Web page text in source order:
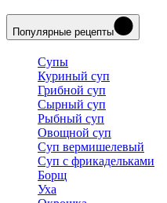
Популярные рецепты
Супы
Куриный суп
Грибной суп
Сырный суп
Рыбный суп
Овощной суп
Суп вермишелевый
Суп с фрикадельками
Борщ
Уха